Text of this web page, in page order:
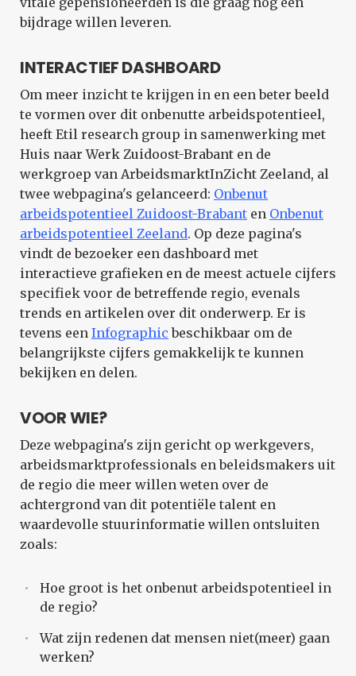
bijdrage willen leveren.
INTERACTIEF DASHBOARD
Om meer inzicht te krijgen in en een beter beeld
te vormen over dit onbenutte arbeidspotentieel,
heeft Etil research group in samenwerking met
Huis naar Werk Zuidoost-Brabant en de
werkgroep van ArbeidsmarktInZicht Zeeland, al
twee webpagina's gelanceerd: Onbenut
arbeidspotentieel Zuidoost-Brabant en Onbenut
arbeidspotentieel Zeeland. Op deze pagina's
vindt de bezoeker een dashboard met
interactieve grafieken en de meest actuele cijfers
specifiek voor de betreffende regio, evenals
trends en artikelen over dit onderwerp. Er is
tevens een Infographic beschikbaar om de
belangrijkste cijfers gemakkelijk te kunnen
bekijken en delen.
VOOR WIE?
Deze webpagina's zijn gericht op werkgevers,
arbeidsmarktprofessionals en beleidsmakers uit
de regio die meer willen weten over de
achtergrond van dit potentiële talent en
waardevolle stuurinformatie willen ontsluiten
zoals:
Hoe groot is het onbenut arbeidspotentieel in
de regio?
Wat zijn redenen dat mensen niet(meer) gaan
werken?